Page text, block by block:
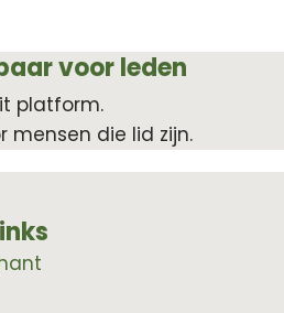
voor leden
platform.
mensen die lid zijn.